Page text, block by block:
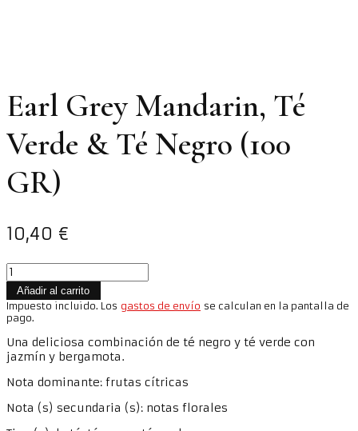
Earl Grey Mandarin, Té
Verde & Té Negro (100
GR)
10,40 €
Earl
Grey
Mandarin,
Té
Verde
&
Té
(100
cantidad
Añadir al carrito
Impuesto incluido. Los gastos de envío se calculan en la pantalla de
pago.
Una deliciosa combinación de té negro y té verde con
jazmín y bergamota.
Nota dominante: frutas cítricas
Nota (s) secundaria (s): notas florales